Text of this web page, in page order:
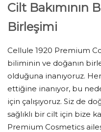
Cilt Bakımının
Birleşimi
Cellule 1920 Premium
biliminin ve doğanın
olduğuna inanıyoruz.
ettiğine inanıyor, bu
için çalışıyoruz. Siz de
sağlıklı bir cilt için bize
Premium Cosmetics